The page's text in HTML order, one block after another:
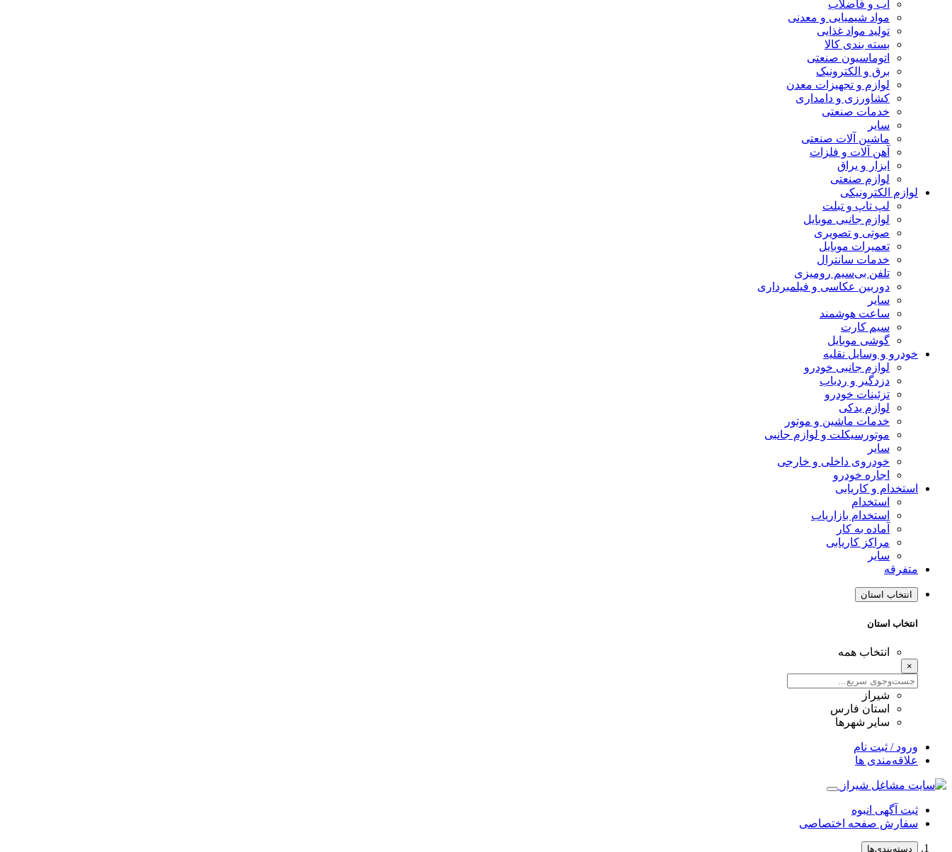
آب و فاضلاب
مواد شیمیایی و معدنی
تولید مواد غذایی
بسته بندی کالا
اتوماسیون صنعتی
برق و الکترونیک
لوازم و تجهیزات معدن
کشاورزی و دامداری
خدمات صنعتی
سایر
ماشین آلات صنعتی
آهن آلات و فلزات
ابزار و یراق
لوازم صنعتی
لوازم الکترونیکی
لپ تاپ و تبلت
لوازم جانبی موبایل
صوتی و تصویری
تعمیرات موبایل
خدمات سانترال
تلفن بی‌سیم رومیزی
دوربین عکاسی و فیلمبرداری
سایر
ساعت هوشمند
سیم کارت
گوشی موبایل
خودرو و وسایل نقلیه
لوازم جانبی خودرو
دزدگیر و ردیاب
تزئینات خودرو
لوازم یدکی
خدمات ماشین و موتور
موتورسیکلت و لوازم جانبی
سایر
خودروی داخلی و خارجی
اجاره خودرو
استخدام و کاریابی
استخدام
استخدام بازاریاب
آماده به کار
مراکز کاریابی
سایر
متفرقه
انتخاب استان
انتخاب استان
انتخاب همه
×
شیراز
استان فارس
سایر شهرها
ورود / ثبت نام
علاقه‌مندی ها
ثبت آگهی انبوه
سفارش صفحه اختصاصی
دسته‌بندی‌ها